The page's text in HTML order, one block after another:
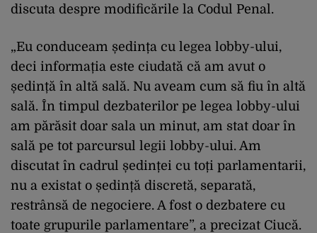
discuta despre modificările la Codul Penal.
„Eu conduceam ședința cu legea lobby-ului,
deci informația este ciudată că am avut o
ședință în altă sală. Nu aveam cum să fiu în altă
sală. În timpul dezbaterilor pe legea lobby-ului
am părăsit doar sala un minut, am stat doar în
sală pe tot parcursul legii lobby-ului. Am
discutat în cadrul ședinței cu toți parlamentarii,
nu a existat o ședință discretă, separată,
restrânsă de negociere. A fost o dezbatere cu
toate grupurile parlamentare”, a precizat Ciucă.